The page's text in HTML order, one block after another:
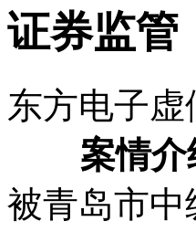
证券监管
东方电子虚
案情介
被青岛市